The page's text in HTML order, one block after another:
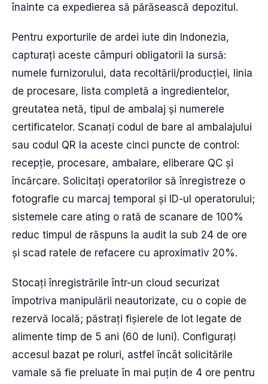
înainte ca expedierea să părăsească depozitul.
Pentru exporturile de ardei iute din Indonezia,
capturați aceste câmpuri obligatorii la sursă:
numele furnizorului, data recoltării/producției, linia
de procesare, lista completă a ingredientelor,
greutatea netă, tipul de ambalaj și numerele
certificatelor. Scanați codul de bare al ambalajului
sau codul QR la aceste cinci puncte de control:
recepție, procesare, ambalare, eliberare QC și
încărcare. Solicitați operatorilor să înregistreze o
fotografie cu marcaj temporal și ID-ul operatorului;
sistemele care ating o rată de scanare de 100%
reduc timpul de răspuns la audit la sub 24 de ore
și scad ratele de refacere cu aproximativ 20%.
Stocați înregistrările într-un cloud securizat
împotriva manipulării neautorizate, cu o copie de
rezervă locală; păstrați fișierele de lot legate de
alimente timp de 5 ani (60 de luni). Configurați
accesul bazat pe roluri, astfel încât solicitările
vamale să fie preluate în mai puțin de 4 ore pentru